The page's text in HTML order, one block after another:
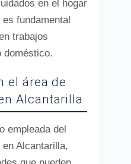
en el hogar
fundamental
trabajos
doméstico.
el área de
Alcantarilla
empleada del
Alcantarilla,